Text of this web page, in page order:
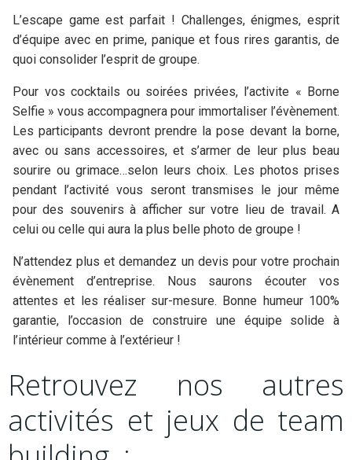
L’escape game est parfait ! Challenges, énigmes, esprit
d’équipe avec en prime, panique et fous rires garantis, de
quoi consolider l’esprit de groupe.
Pour vos cocktails ou soirées privées, l’activite « Borne
Selfie » vous accompagnera pour immortaliser l’évènement.
Les participants devront prendre la pose devant la borne,
avec ou sans accessoires, et s’armer de leur plus beau
sourire ou grimace…selon leurs choix. Les photos prises
pendant l’activité vous seront transmises le jour même
pour des souvenirs à afficher sur votre lieu de travail. A
celui ou celle qui aura la plus belle photo de groupe !
N’attendez plus et demandez un devis pour votre prochain
évènement d’entreprise. Nous saurons écouter vos
attentes et les réaliser sur-mesure. Bonne humeur 100%
garantie, l’occasion de construire une équipe solide à
l’intérieur comme à l’extérieur !
Retrouvez nos autres
activités et jeux de team